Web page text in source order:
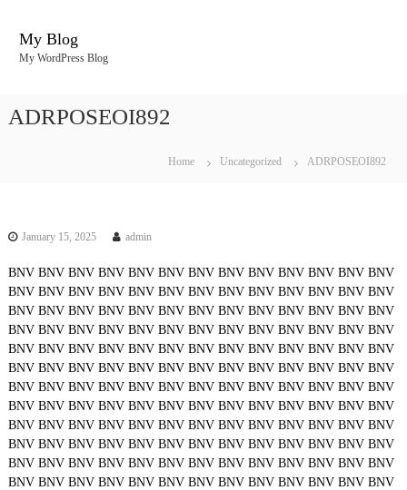
My Blog
My WordPress Blog
ADRPOSEOI892
Home Uncategorized ADRPOSEOI892
January 15, 2025 admin
BNV BNV BNV BNV BNV BNV BNV BNV BNV BNV BNV BNV BNV
BNV BNV BNV BNV BNV BNV BNV BNV BNV BNV BNV BNV BNV
BNV BNV BNV BNV BNV BNV BNV BNV BNV BNV BNV BNV BNV
BNV BNV BNV BNV BNV BNV BNV BNV BNV BNV BNV BNV BNV
BNV BNV BNV BNV BNV BNV BNV BNV BNV BNV BNV BNV BNV
BNV BNV BNV BNV BNV BNV BNV BNV BNV BNV BNV BNV BNV
BNV BNV BNV BNV BNV BNV BNV BNV BNV BNV BNV BNV BNV
BNV BNV BNV BNV BNV BNV BNV BNV BNV BNV BNV BNV BNV
BNV BNV BNV BNV BNV BNV BNV BNV BNV BNV BNV BNV BNV
BNV BNV BNV BNV BNV BNV BNV BNV BNV BNV BNV BNV BNV
BNV BNV BNV BNV BNV BNV BNV BNV BNV BNV BNV BNV BNV
BNV BNV BNV BNV BNV BNV BNV BNV BNV BNV BNV BNV BNV